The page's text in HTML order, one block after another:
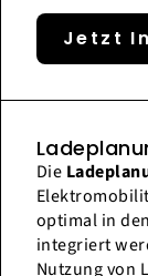
Jetzt
Die
optimal in
integriert
Nutzung von